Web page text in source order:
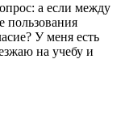
а если между
пользования
У меня есть
на учебу и